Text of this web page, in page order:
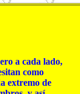
a cada lado,
como
extremo de